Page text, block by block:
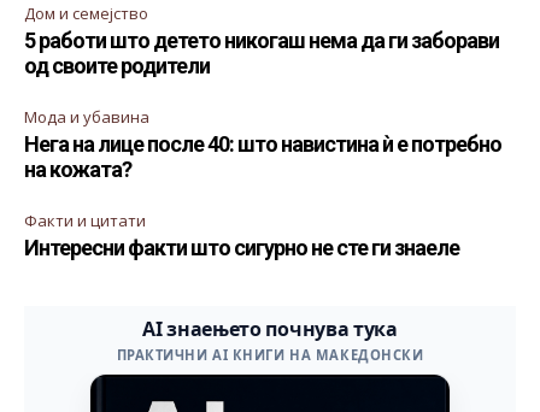
Дом и семејство
5 работи што детето никогаш нема да ги заборави
од своите родители
Мода и убавина
Нега на лице после 40: што навистина ѝ е потребно
на кожата?
Факти и цитати
Интересни факти што сигурно не сте ги знаеле